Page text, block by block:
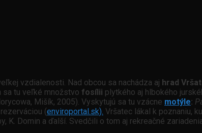
vzdialenosti. Nad obcou sa nachádza aj hrad
sa tu veľké množstvo fosílii plytkého aj hlbokého
Mišík, 2005). Vyskytujú sa tu vzácne motýle:
(enviroportal.sk). Vršatec lákal k poznaniu,
K. Domin a ďalší. Svedčili o tom aj rekreačné